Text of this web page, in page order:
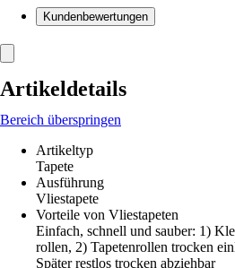
Kundenbewertungen
Artikeldetails
Bereich überspringen
Artikeltyp
Tapete
Ausführung
Vliestapete
Vorteile von Vliestapeten
Einfach, schnell und sauber: 1)
rollen, 2) Tapetenrollen trocken
Später restlos trocken abziehbar